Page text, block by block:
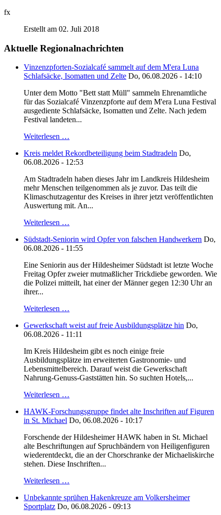
fx
Erstellt am 02. Juli 2018
Aktuelle Regionalnachrichten
Vinzenzpforten-Sozialcafé sammelt auf dem M'era Luna
Schlafsäcke, Isomatten und Zelte Do, 06.08.2026 - 14:10
Unter dem Motto "Bett statt Müll" sammeln Ehrenamtliche
für das Sozialcafé Vinzenzpforte auf dem M'era Luna Festival
ausgediente Schlafsäcke, Isomatten und Zelte. Nach jedem
Festival landeten...
Weiterlesen …
Kreis meldet Rekordbeteiligung beim Stadtradeln Do,
06.08.2026 - 12:53
Am Stadtradeln haben dieses Jahr im Landkreis Hildesheim
mehr Menschen teilgenommen als je zuvor. Das teilt die
Klimaschutzagentur des Kreises in ihrer jetzt veröffentlichten
Auswertung mit. An...
Weiterlesen …
Südstadt-Seniorin wird Opfer von falschen Handwerkern Do,
06.08.2026 - 11:55
Eine Seniorin aus der Hildesheimer Südstadt ist letzte Woche
Freitag Opfer zweier mutmaßlicher Trickdiebe geworden. Wie
die Polizei mitteilt, hat einer der Männer gegen 12:30 Uhr an
ihrer...
Weiterlesen …
Gewerkschaft weist auf freie Ausbildungsplätze hin Do,
06.08.2026 - 11:11
Im Kreis Hildesheim gibt es noch einige freie
Ausbildungsplätze im erweiterten Gastronomie- und
Lebensmittelbereich. Darauf weist die Gewerkschaft
Nahrung-Genuss-Gaststätten hin. So suchten Hotels,...
Weiterlesen …
HAWK-Forschungsgruppe findet alte Inschriften auf Figuren
in St. Michael Do, 06.08.2026 - 10:17
Forschende der Hildesheimer HAWK haben in St. Michael
alte Beschriftungen auf Spruchbändern von Heiligenfiguren
wiederentdeckt, die an der Chorschranke der Michaeliskirche
stehen. Diese Inschriften...
Weiterlesen …
Unbekannte sprühen Hakenkreuze am Volkersheimer
Sportplatz Do, 06.08.2026 - 09:13